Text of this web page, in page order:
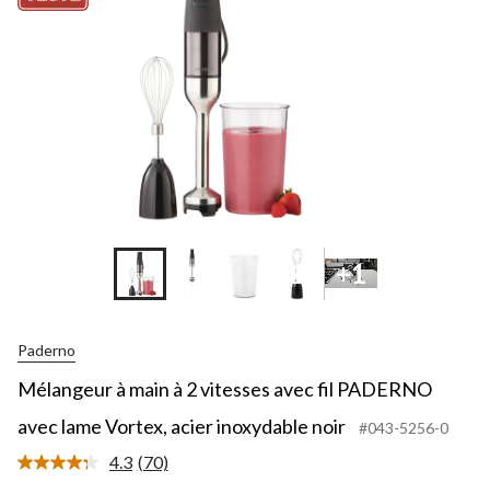
+10 +1
Paderno
Mélangeur à main à 2 vitesses avec fil PADERNO
avec lame Vortex, acier inoxydable noir
#043-5256-0
4.3 Lire
(70)